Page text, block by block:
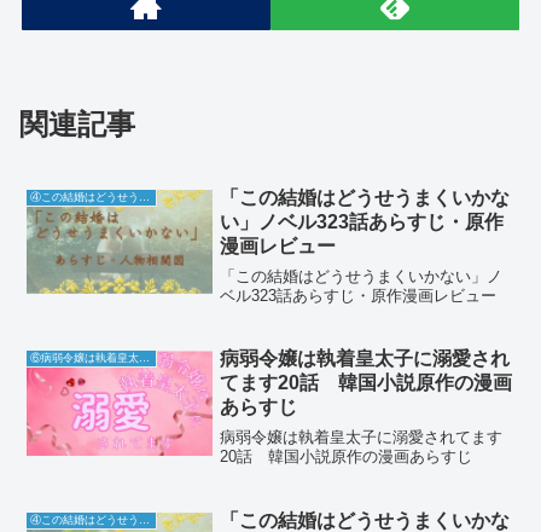
関連記事
④この結婚はどうせうまくいかない
「この結婚はどうせうまくいかな
い」ノベル323話あらすじ・原作
漫画レビュー
「この結婚はどうせうまくいかない」ノ
ベル323話あらすじ・原作漫画レビュー
⑥病弱令嬢は執着皇太子に溺愛されてます
病弱令嬢は執着皇太子に溺愛され
てます20話 韓国小説原作の漫画
あらすじ
病弱令嬢は執着皇太子に溺愛されてます
20話 韓国小説原作の漫画あらすじ
「この結婚はどうせうまくいかな